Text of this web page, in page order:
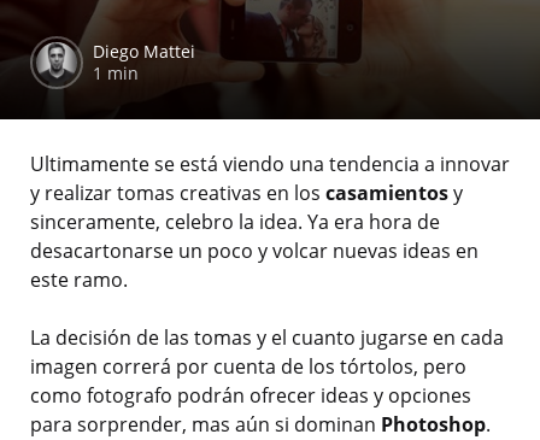
Diego Mattei
1 min
Ultimamente se está viendo una tendencia a innovar
y realizar tomas creativas en los casamientosy
sinceramente, celebro la idea. Ya era hora de
desacartonarse un poco y volcar nuevas ideas en
este ramo.
La decisión de las tomas y el cuanto jugarse en cada
imagen correrá por cuenta de los tórtolos, pero
como fotografo podrán ofrecer ideas y opciones
para sorprender, mas aún si dominan Photoshop.